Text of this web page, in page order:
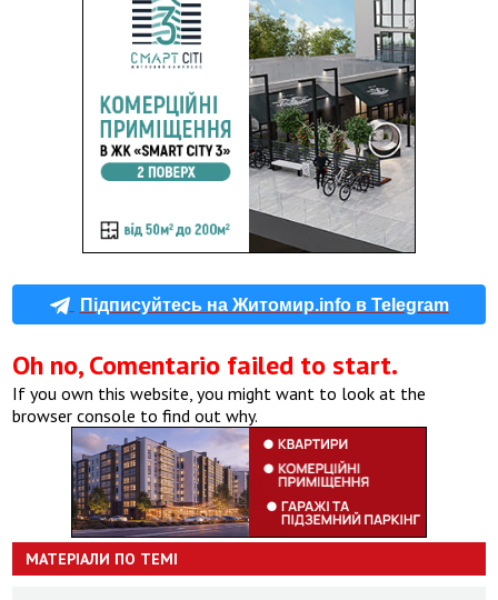
Підписуйтесь на Житомир.info в Telegram
Oh no, Comentario failed to start.
If you own this website, you might want to look at the
browser console to find out why.
МАТЕРІАЛИ ПО ТЕМІ